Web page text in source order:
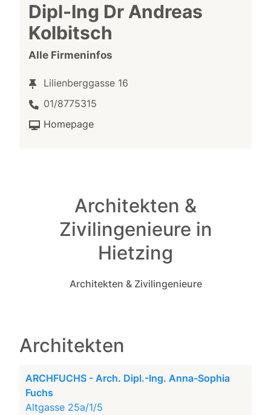
Dipl-Ing Dr Andreas
Kolbitsch
Alle Firmeninfos
Lilienberggasse 16
01/8775315
Homepage
Architekten &
Zivilingenieure in
Hietzing
Architekten & Zivilingenieure
Architekten
ARCHFUCHS - Arch. Dipl.-Ing. Anna-Sophia
Fuchs
Altgasse 25a/1/5